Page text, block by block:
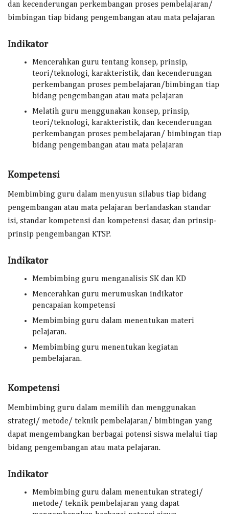
dan kecenderungan perkembangan proses pembelajaran/
bimbingan tiap bidang pengembangan atau mata pelajaran
Indikator
Mencerahkan guru tentang konsep, prinsip,
teori/teknologi, karakteristik, dan kecenderungan
perkembangan proses pembelajaran/bimbingan tiap
bidang pengembangan atau mata pelajaran
Melatih guru menggunakan konsep, prinsip,
teori/teknologi, karakteristik, dan kecenderungan
perkembangan proses pembelajaran/ bimbingan tiap
bidang pengembangan atau mata pelajaran
Kompetensi
Membimbing guru dalam menyusun silabus tiap bidang
pengembangan atau mata pelajaran berlandaskan standar
isi, standar kompetensi dan kompetensi dasar, dan prinsip-
prinsip pengembangan KTSP.
Indikator
Membimbing guru menganalisis SK dan KD
Mencerahkan guru merumuskan indikator
pencapaian kompetensi
Membimbing guru dalam menentukan materi
pelajaran.
Membimbing guru menentukan kegiatan
pembelajaran.
Kompetensi
Membimbing guru dalam memilih dan menggunakan
strategi/ metode/ teknik pembelajaran/ bimbingan yang
dapat mengembangkan berbagai potensi siswa melalui tiap
bidang pengembangan atau mata pelajaran.
Indikator
Membimbing guru dalam menentukan strategi/
metode/ teknik pembelajaran yang dapat